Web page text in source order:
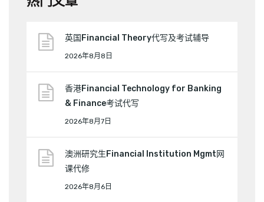
英国Financial Theory代写及考试辅导
2026年8月8日
香港Financial Technology for Banking
& Finance考试代写
2026年8月7日
澳洲研究生Financial Institution Mgmt网
课代修
2026年8月6日